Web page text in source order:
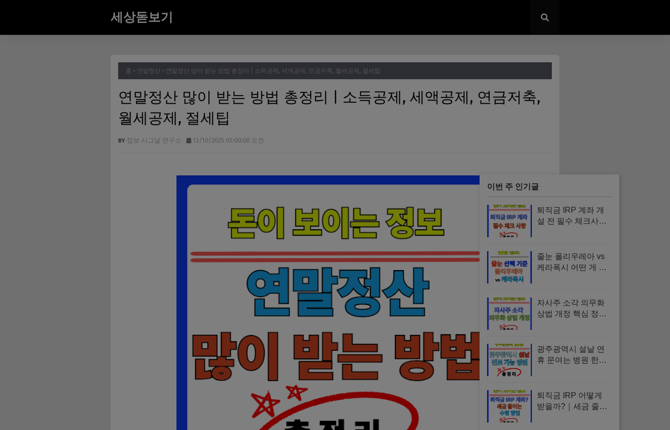
세상돋보기
홈 연말정산 연말정산 많이 받는 방법 총정리 | 소득공제, 세액공제, 연금저축, 월세공제, 절세팁
연말정산 많이 받는 방법 총정리 | 소득공제, 세액공제, 연금저축,
월세공제, 절세팁
정보 시그널 연구소 12/10/2025 05:00:00 오전
이번 주 인기글
퇴직금 IRP 계좌 개
설 전 필수 체크사항
용법 정리
줄눈 폴리우레아 vs
케라폭시 어떤 게 좋
택 기준
자사주 소각 의무화
상법 개정 핵심 정리 |
까지
광주광역시 설날 연
휴 문여는 병원 한눈
료시간
퇴직금 IRP 어떻게
받을까?｜세금 줄이